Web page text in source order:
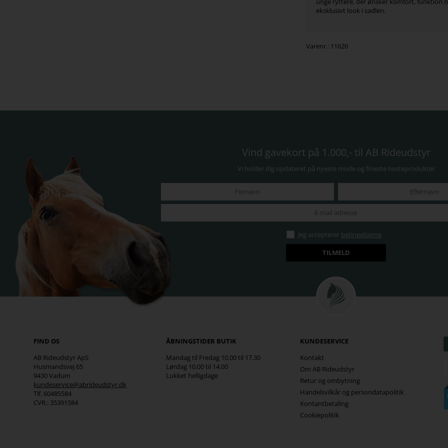
eksklusivt look i sadlen.
Varenr.: 11626
Vind gavekort på 1.000,- til AB Rideudstyr
Vi holder dig opdateret på nyeste mode og fineste hesteprodukter
Jeg accepterer betingelserne
FIND OS
AB Rideudstyr ApS
Husmandsvej 65
9430 Vadum
kundeservice@abrideudstyr.dk
Tlf. 60485584
CVR.: 35391584
ÅBNINGSTIDER BUTIK
Mandag til Fredag 10.00 til 17.30
Lørdag 10.00 til 14.00
Lukket helligdage
KUNDESERVICE
Kontakt
Om AB Rideudstyr
Retur og ombytning
Handelsvilkår og persondatapolitik
Kontantbetaling
Cookiepolitik